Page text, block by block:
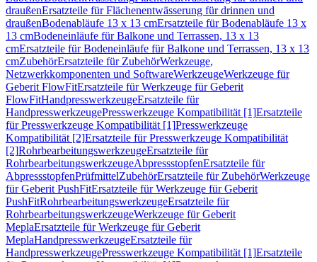
draußenErsatzteile für Flächenentwässerung für drinnen und
draußenBodenabläufe 13 x 13 cmErsatzteile für Bodenabläufe 13 x
13 cmBodeneinläufe für Balkone und Terrassen, 13 x 13
cmErsatzteile für Bodeneinläufe für Balkone und Terrassen, 13 x 13
cmZubehörErsatzteile für ZubehörWerkzeuge,
Netzwerkkomponenten und SoftwareWerkzeugeWerkzeuge für
Geberit FlowFitErsatzteile für Werkzeuge für Geberit
FlowFitHandpresswerkzeugeErsatzteile für
HandpresswerkzeugePresswerkzeuge Kompatibilität [1]Ersatzteile
für Presswerkzeuge Kompatibilität [1]Presswerkzeuge
Kompatibilität [2]Ersatzteile für Presswerkzeuge Kompatibilität
[2]RohrbearbeitungswerkzeugeErsatzteile für
RohrbearbeitungswerkzeugeAbpressstopfenErsatzteile für
AbpressstopfenPrüfmittelZubehörErsatzteile für ZubehörWerkzeuge
für Geberit PushFitErsatzteile für Werkzeuge für Geberit
PushFitRohrbearbeitungswerkzeugeErsatzteile für
RohrbearbeitungswerkzeugeWerkzeuge für Geberit
MeplaErsatzteile für Werkzeuge für Geberit
MeplaHandpresswerkzeugeErsatzteile für
HandpresswerkzeugePresswerkzeuge Kompatibilität [1]Ersatzteile